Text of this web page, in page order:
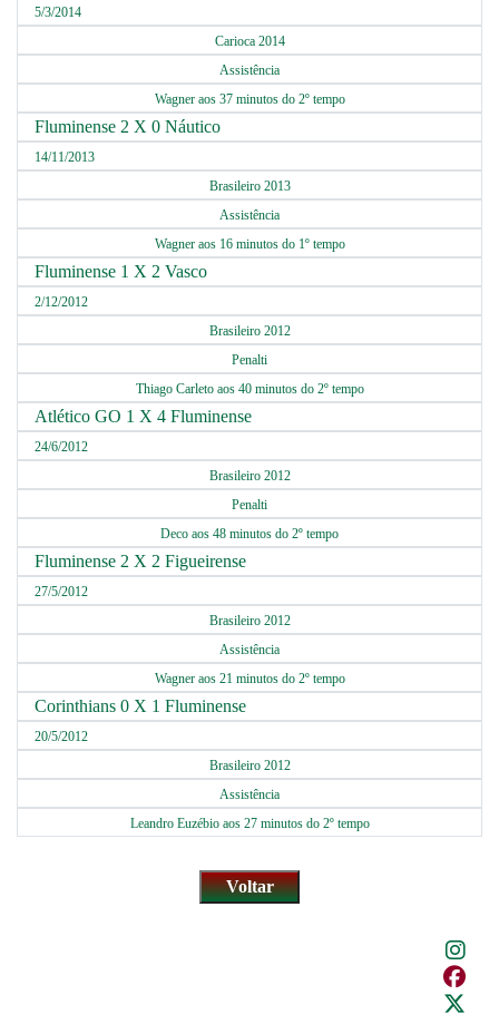
5/3/2014
Carioca 2014
Assistência
Wagner aos 37 minutos do 2º tempo
Fluminense 2 X 0 Náutico
14/11/2013
Brasileiro 2013
Assistência
Wagner aos 16 minutos do 1º tempo
Fluminense 1 X 2 Vasco
2/12/2012
Brasileiro 2012
Penalti
Thiago Carleto aos 40 minutos do 2º tempo
Atlético GO 1 X 4 Fluminense
24/6/2012
Brasileiro 2012
Penalti
Deco aos 48 minutos do 2º tempo
Fluminense 2 X 2 Figueirense
27/5/2012
Brasileiro 2012
Assistência
Wagner aos 21 minutos do 2º tempo
Corinthians 0 X 1 Fluminense
20/5/2012
Brasileiro 2012
Assistência
Leandro Euzébio aos 27 minutos do 2º tempo